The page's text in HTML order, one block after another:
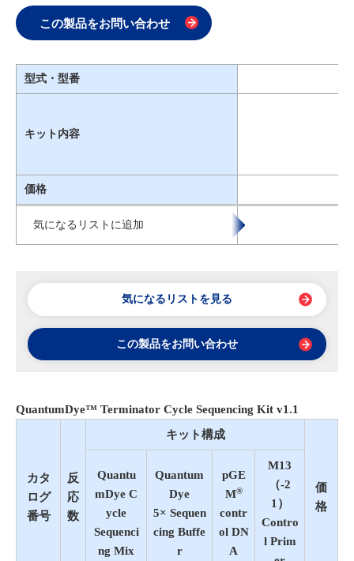
この製品をお問い合わせ
型式・型番
キット内容
価格
気になるリストに追加
気になるリストを見る
この製品をお問い合わせ
QuantumDye™ Terminator Cycle Sequencing Kit v1.1
カタ
ログ
番号
反
応
数
キット構成
価
格
Quantu
mDye C
ycle
Sequenci
ng Mix
Quantum
Dye
5× Sequen
cing Buffe
r
pGE
M®
contr
ol DN
A
M13
（-2
1）
Contro
l Prim